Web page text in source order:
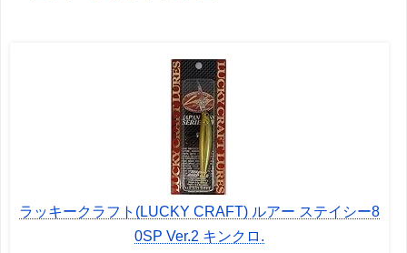
ラッキークラフト(LUCKY CRAFT) ルアー ステイシー8
0SP Ver.2 キンクロ.